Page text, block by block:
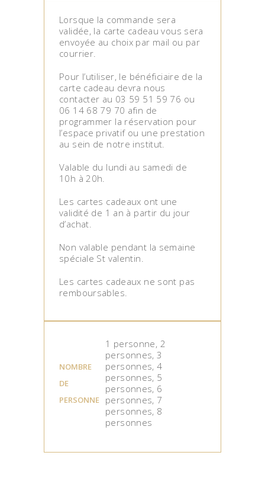
Lorsque la commande sera
validée, la carte cadeau vous sera
envoyée au choix par mail ou par
courrier.
Pour l’utiliser, le bénéficiaire de la
carte cadeau devra nous
contacter au 03 59 51 59 76 ou
06 14 68 79 70 afin de
programmer la réservation pour
l’espace privatif ou une prestation
au sein de notre institut.
Valable du lundi au samedi de
10h à 20h.
Les cartes cadeaux ont une
validité de 1 an à partir du jour
d’achat.
Non valable pendant la semaine
spéciale St valentin.
Les cartes cadeaux ne sont pas
remboursables.
NOMBRE
DE
PERSONNE
1 personne, 2
personnes, 3
personnes, 4
personnes, 5
personnes, 6
personnes, 7
personnes, 8
personnes